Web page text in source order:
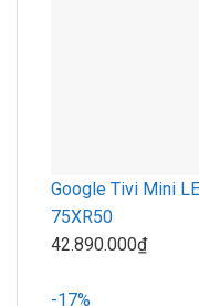
Google Tivi Mini
75XR50
42.890.000₫
-17%